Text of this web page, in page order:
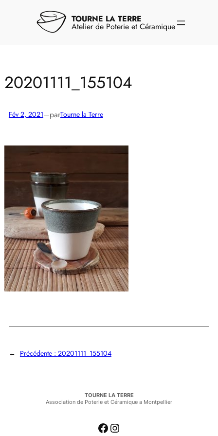
TOURNE LA TERRE
Atelier de Poterie et Céramique
20201111_155104
Fév 2, 2021—parTourne la Terre
← Précédente : 20201111_155104
TOURNE LA TERRE
Association de Poterie et Céramique a Montpellier
Facebook Instagram